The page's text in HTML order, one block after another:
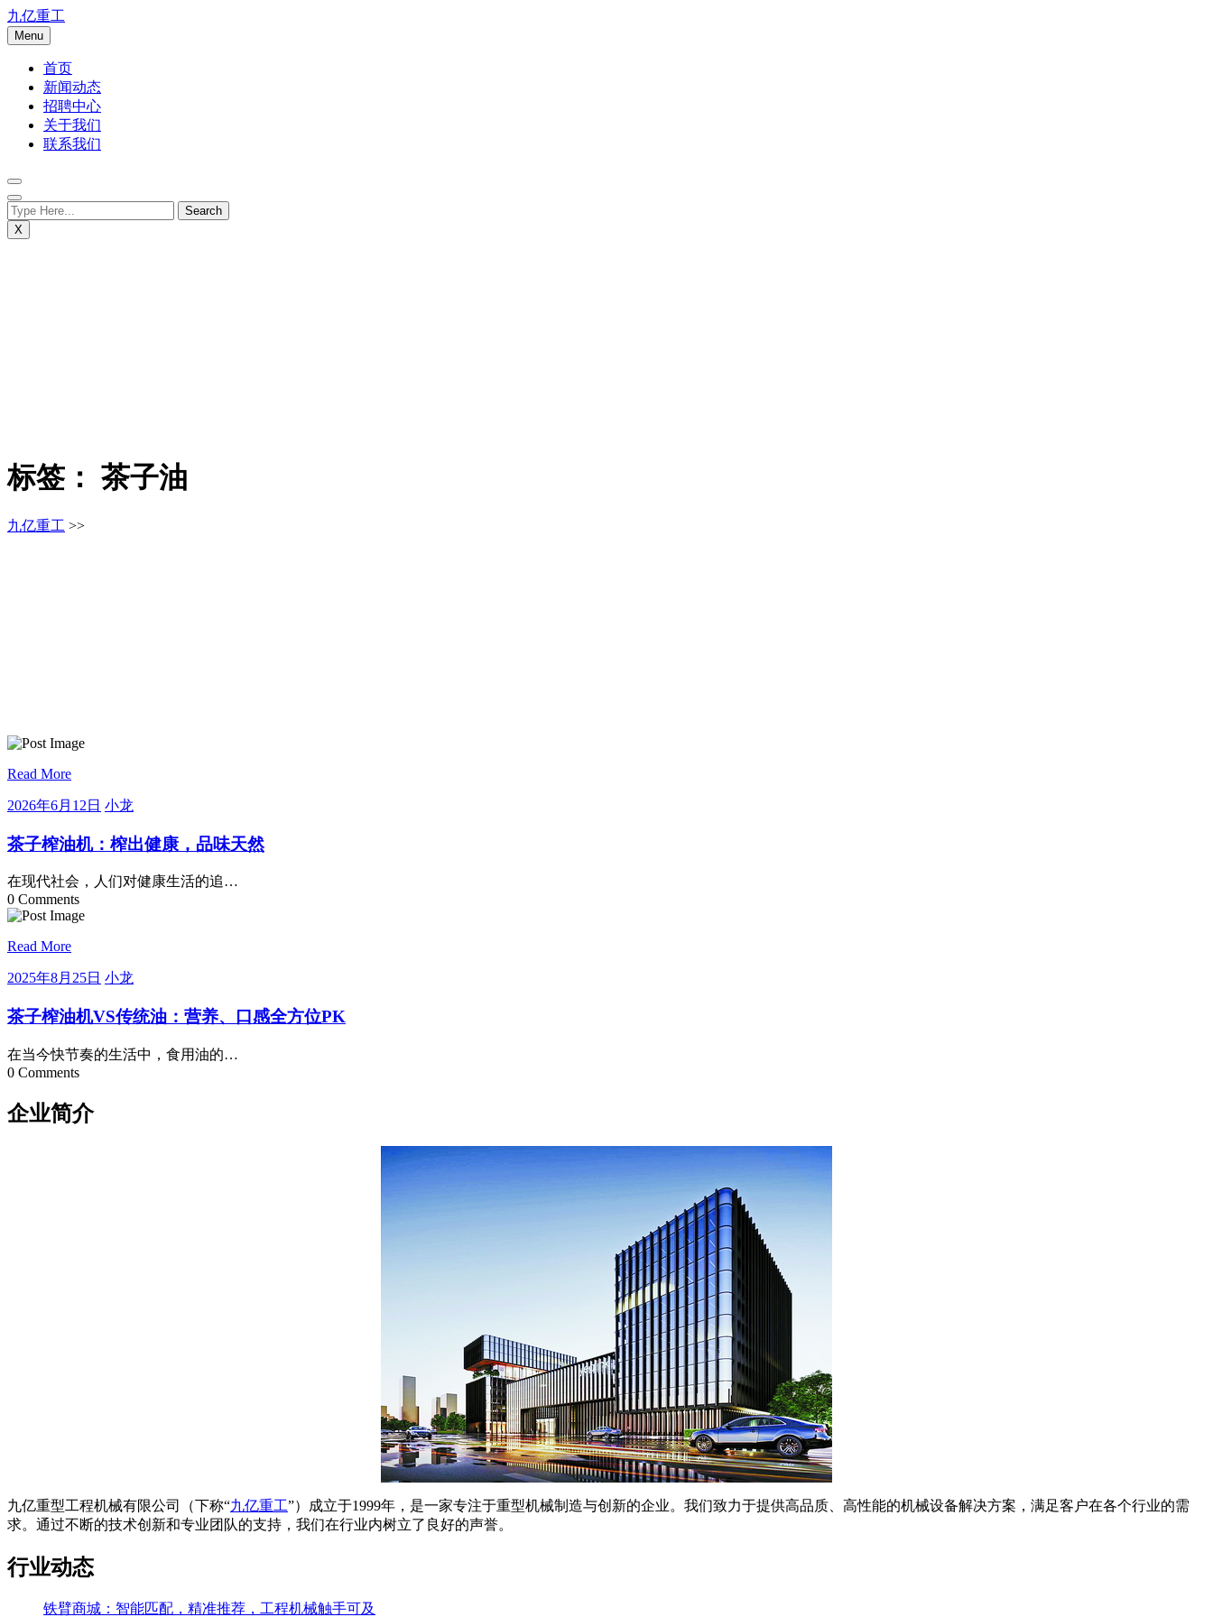
Skip
to
content
九亿重工
Menu
首页
新闻动态
招聘中心
关于我们
联系我们
X
标签： 茶子油
九亿重工 >>
Read More
2026年6月12日 2026
6
月
12
日
小龙
茶子榨油机：榨出健康，品味天然
在现代社会，人们对健康生活的追…
0 Comments
Read More
2025年8月25日 2025
8
月
25
日
小龙
茶子榨油机VS传统油：营养、口感全方位PK
在当今快节奏的生活中，食用油的…
0 Comments
企业简介
九亿重型工程机械有限公司（下称“九亿重工”）成立于1999年，是一家专注于重型机械制造与创新的企业。我们致力于提供高品质、高性能的机械设备解决方案，满足客户在各个行业的需
求。通过不断的技术创新和专业团队的支持，我们在行业内树立了良好的声誉。
行业动态
铁臂商城：智能匹配，精准推荐，工程机械触手可及